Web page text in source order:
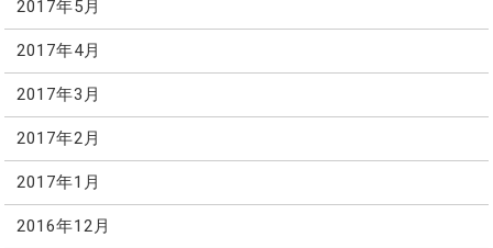
2017年5月
2017年4月
2017年3月
2017年2月
2017年1月
2016年12月